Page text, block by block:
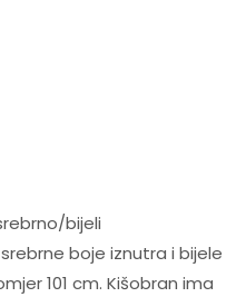
bijeli
boje iznutra i bijele
101 cm. Kišobran ima